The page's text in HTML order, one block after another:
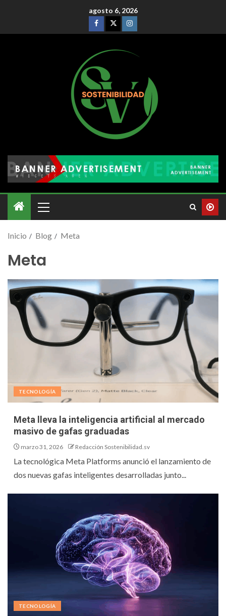
agosto 6, 2026
Inicio Blog Meta
Meta
TECNOLOGÍA
Meta lleva la inteligencia artificial al mercado
masivo de gafas graduadas
marzo 31, 2026 Redacción Sostenibilidad.sv
La tecnológica Meta Platforms anunció el lanzamiento de
dos nuevas gafas inteligentes desarrolladas junto...
TECNOLOGÍA